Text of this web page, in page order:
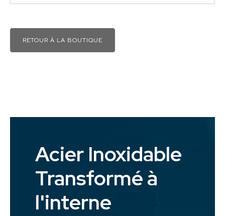
RETOUR À LA BOUTIQUE
Acier Inoxidable
Transformé à
l'interne